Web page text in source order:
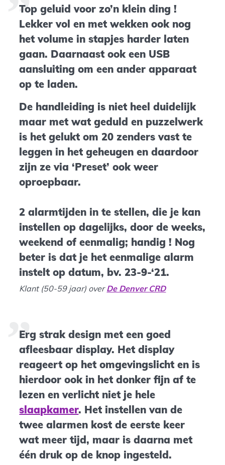
Top geluid voor zo’n klein ding !
Lekker vol en met wekken ook nog
het volume in stapjes harder laten
gaan. Daarnaast ook een USB
aansluiting om een ander apparaat
op te laden.
De handleiding is niet heel duidelijk
maar met wat geduld en puzzelwerk
is het gelukt om 20 zenders vast te
leggen in het geheugen en daardoor
zijn ze via ‘Preset’ ook weer
oproepbaar.
2 alarmtijden in te stellen, die je kan
instellen op dagelijks, door de weeks,
weekend of eenmalig; handig ! Nog
beter is dat je het eenmalige alarm
instelt op datum, bv. 23-9-‘21.
Klant (50-59 jaar) overDe Denver CRD
Erg strak design met een goed
afleesbaar display. Het display
reageert op het omgevingslicht en is
hierdoor ook in het donker fijn af te
lezen en verlicht niet je hele
slaapkamer. Het instellen van de
twee alarmen kost de eerste keer
wat meer tijd, maar is daarna met
één druk op de knop ingesteld.